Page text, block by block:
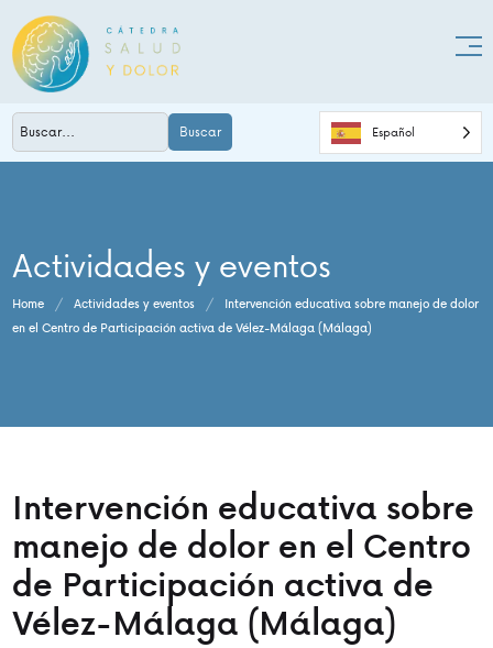
Buscar Español
Actividades y eventos
Home / Actividades y eventos /
Intervención educativa sobre manejo de dolor
en el Centro de Participación activa de Vélez-Málaga (Málaga)
Intervención educativa sobre
manejo de dolor en el Centro
de Participación activa de
Vélez-Málaga (Málaga)